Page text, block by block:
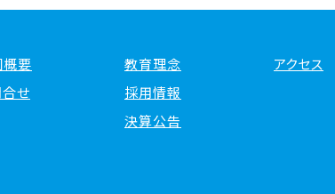
概要 教育理念
アクセス
合せ
採用情報
決算公告